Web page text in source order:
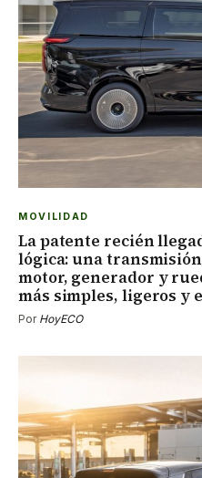
MOVILIDAD
La patente recién
lógica: una
motor, generador y
más simples, ligeros y
Por HoyECO